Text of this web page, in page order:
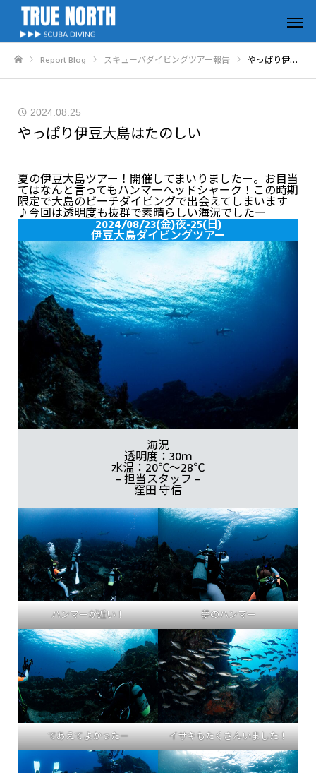
Report Blog スキューバダイビングツアー報告 やっぱり伊豆大島はたのしい
2024.08.25
やっぱり伊豆大島はたのしい
夏の伊豆大島ツアー！開催してまいりましたー。お目当
てはなんと言ってもハンマーヘッドシャーク！この時期
限定で大島のビーチダイビングで出会えてしまいます
♪今回は透明度も抜群で素晴らしい海況でしたー
2024/08/23(金)夜-25(日)
伊豆大島ダイビングツアー
海況
透明度：30ｍ
水温：20℃～28℃
– 担当スタッフ –
窪田 守信
ハンマーが近い！ 夢のハンマー
であえてよかったー イサキもたくさんいました！